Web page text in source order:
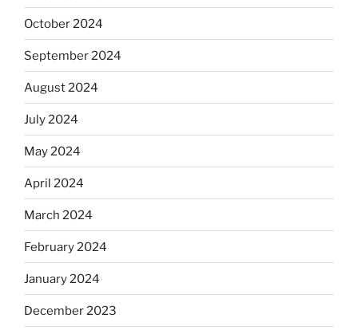
October 2024
September 2024
August 2024
July 2024
May 2024
April 2024
March 2024
February 2024
January 2024
December 2023